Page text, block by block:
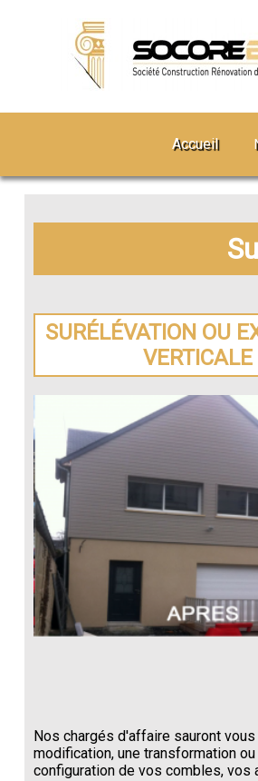
Accueil
SURÉLÉVATION OU
VERTICALE
Nos chargés d'affaire sauront
modification, une transformation
configuration de vos combles, vos